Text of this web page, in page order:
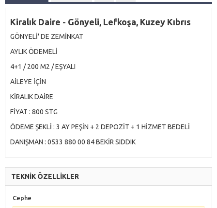
Kiralık Daire - Gönyeli, Lefkoşa, Kuzey Kıbrıs
GÖNYELİ' DE ZEMİNKAT
AYLIK ÖDEMELİ
4+1 / 200 M2 / EŞYALI
AİLEYE İÇİN
KİRALIK DAİRE
FİYAT : 800 STG
ÖDEME ŞEKLİ : 3 AY PEŞİN + 2 DEPOZİT + 1 HİZMET BEDELİ
DANIŞMAN : 0533 880 00 84 BEKİR SIDDIK
TEKNİK ÖZELLİKLER
Cephe